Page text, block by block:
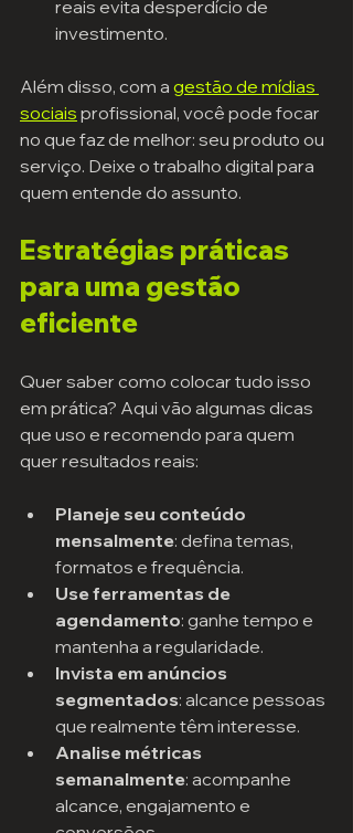
reais evita desperdício de
investimento.
Além disso, com a gestão de mídias
sociais profissional, você pode focar
no que faz de melhor: seu produto ou
serviço. Deixe o trabalho digital para
quem entende do assunto.
Estratégias práticas
para uma gestão
eficiente
Quer saber como colocar tudo isso
em prática? Aqui vão algumas dicas
que uso e recomendo para quem
quer resultados reais:
Planeje seu conteúdo
mensalmente: defina temas,
formatos e frequência.
Use ferramentas de
agendamento: ganhe tempo e
mantenha a regularidade.
Invista em anúncios
segmentados: alcance pessoas
que realmente têm interesse.
Analise métricas
semanalmente: acompanhe
alcance, engajamento e